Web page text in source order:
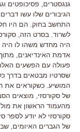
גנגסטרים
פסיכופטים
הגיבורים שלו עשו
התחשב בחוק הם היו
לשרוד בסרט הזה
היה מחדש משהו לו
אדמת האינדיאנים
פעולה עם הפשעים
שסרטיו מבטאים בדרך
המושיע . כשקוראים את
של סקורסזי, מוצאים
מהעמוד הראשון את
סקורסזי לא יודע לספר
של הגברים האיומים,